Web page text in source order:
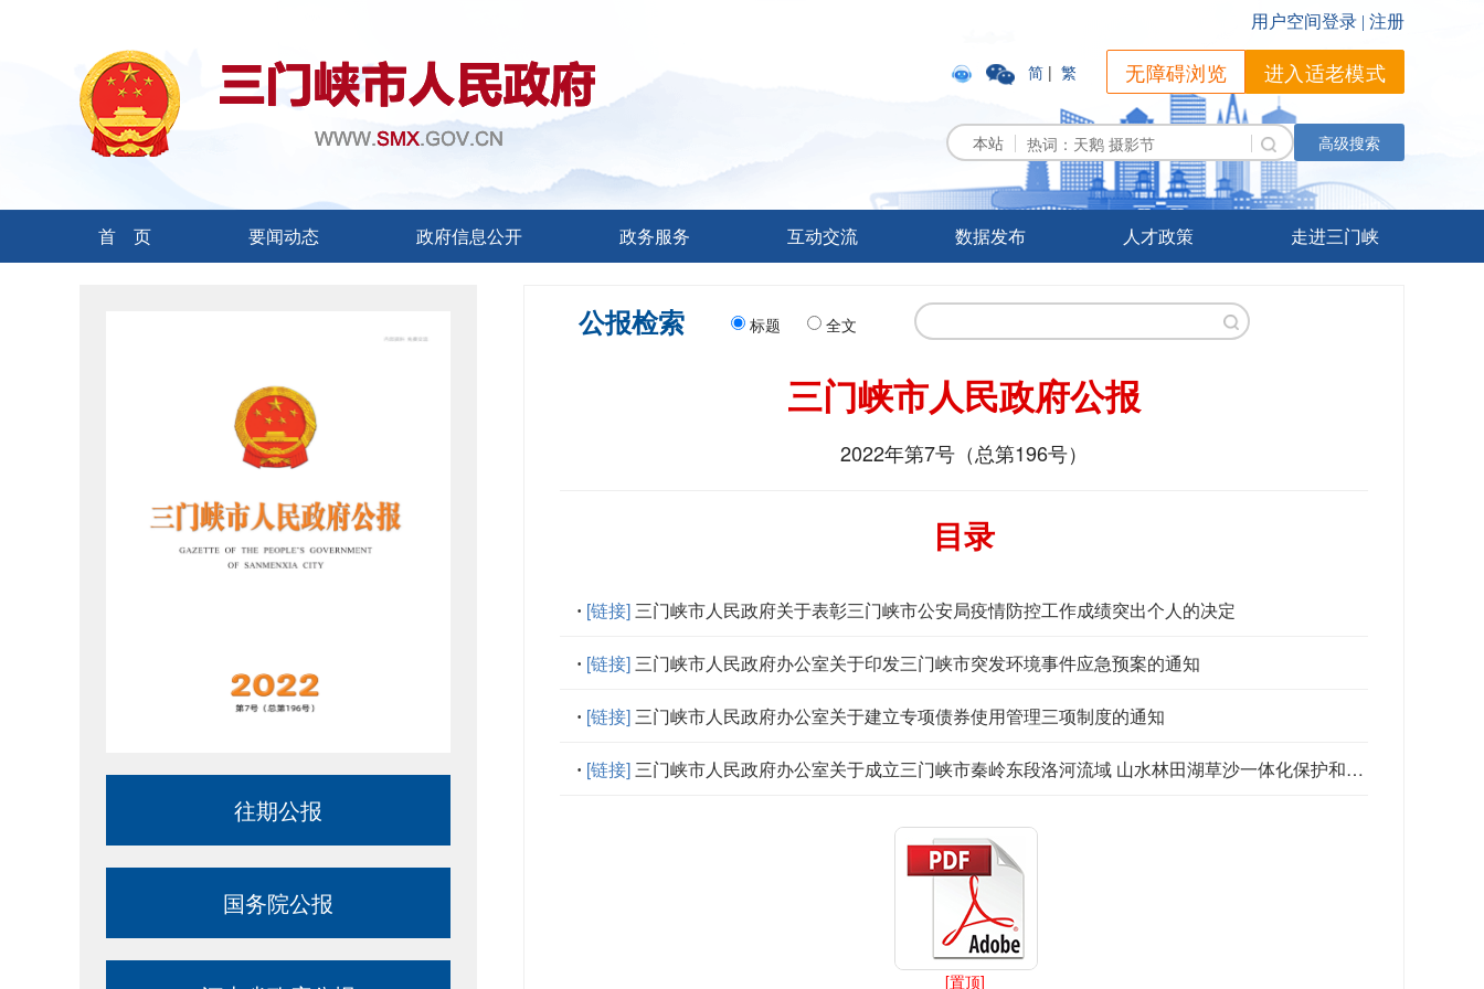
简 | 繁 无障碍浏览 进入适老模式
本站 高级搜索
首 页 要闻动态 政府信息公开 政务服务 互动交流 数据发布 人才政策 走进三门峡
往期公报
国务院公报
公报检索 标题 全文
三门峡市人民政府公报
2022年第7号（总第196号）
目录
[链接]三门峡市人民政府关于表彰三门峡市公安局疫情防控工作成绩突出个人的决定
[链接]三门峡市人民政府办公室关于印发三门峡市突发环境事件应急预案的通知
[链接]三门峡市人民政府办公室关于建立专项债券使用管理三项制度的通知
[链接]三门峡市人民政府办公室关于成立三门峡市秦岭东段洛河流域 山水林田湖草沙一体化保护和修复工作领导小组的通知
[置顶]